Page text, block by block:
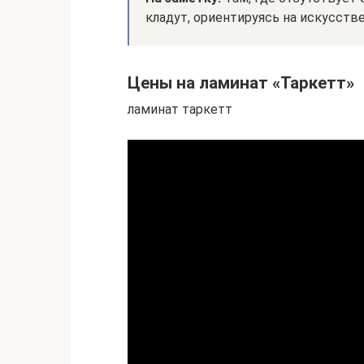
кладут, ориентируясь на
Цены на ламинат «Таркетт»
ламинат таркетт